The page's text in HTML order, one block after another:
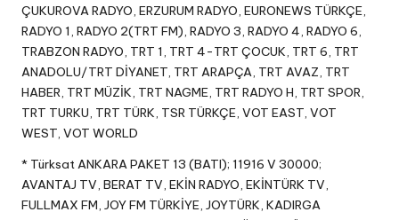
ÇUKUROVA RADYO, ERZURUM RADYO, EURONEWS TÜRKÇE,
RADYO 1, RADYO 2(TRT FM), RADYO 3, RADYO 4, RADYO 6,
TRABZON RADYO, TRT 1, TRT 4-TRT ÇOCUK, TRT 6, TRT
ANADOLU/TRT DİYANET, TRT ARAPÇA, TRT AVAZ, TRT
HABER, TRT MÜZİK, TRT NAGME, TRT RADYO H, TRT SPOR,
TRT TURKU, TRT TÜRK, TSR TÜRKÇE, VOT EAST, VOT
WEST, VOT WORLD
* Türksat ANKARA PAKET 13 (BATI); 11916 V 30000;
AVANTAJ TV, BERAT TV, EKİN RADYO, EKİNTÜRK TV,
FULLMAX FM, JOY FM TÜRKİYE, JOYTÜRK, KADIRGA